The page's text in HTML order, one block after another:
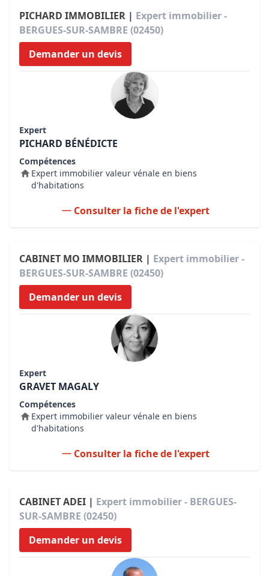
PICHARD IMMOBILIER | Expert immobilier -
BERGUES-SUR-SAMBRE (02450)
Demander un devis
Expert
PICHARD BÉNÉDICTE
Compétences
Expert immobilier valeur vénale en biens
d'habitations
Consulter la fiche de l'expert
CABINET MO IMMOBILIER | Expert immobilier -
BERGUES-SUR-SAMBRE (02450)
Demander un devis
Expert
GRAVET MAGALY
Compétences
Expert immobilier valeur vénale en biens
d'habitations
Consulter la fiche de l'expert
CABINET ADEI | Expert immobilier - BERGUES-
SUR-SAMBRE (02450)
Demander un devis